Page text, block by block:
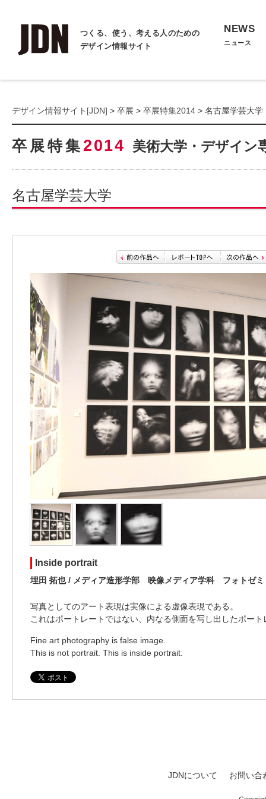
つくる、使う、考える人のための
デザイン情報サイト
NEWS
ニュース
デザイン情報サイト[JDN] > 卒展 > 卒展特集2014 > 名古屋学芸大学
卒展特集 2014 美術大学・デザイン
名古屋学芸大学
Inside portrait
埋田 拓也 / メディア造形学部 映像メディア学科 フォトゼミ
写真としてのアート表現は実像による虚像表現である。
これはポートレートではない、内なる側面を写し出したポー
Fine art photography is false image.
This is not portrait. This is inside portrait.
JDNについて お問い合